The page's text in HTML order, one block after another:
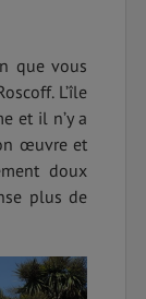
que vous
L’île
et il n’y a
œuvre et
doux
plus de